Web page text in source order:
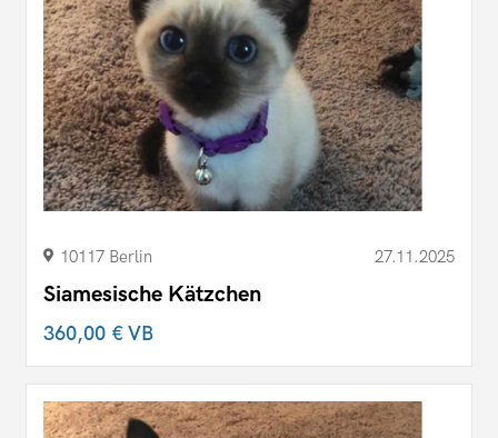
10117 Berlin 27.11.2025
Siamesische Kätzchen
360,00 €VB